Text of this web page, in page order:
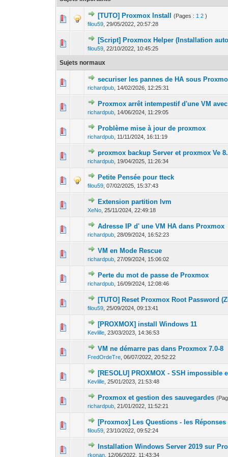
[TUTO] Proxmox Install (Pages : 1 2 )
filou59 ,29/05/2022, 20:57:28
0 Votes - 0 sur 5
[Script] Proxmox Helper (Installation
filou59 ,22/10/2022, 10:45:25
0 Votes - 0 sur 5
12
Sujets normaux
securiser les pannes de HA sous
richardpub 14/02/2026, 12:25:31
0 Votes - 0 sur 51
Proxmox arrêt intempestif d'une VM
richardpub 14/06/2024, 11:29:05
0 Votes - 0 sur 512
Problème mise à jour de proxmox
richardpub 11/11/2024, 16:11:19
0 Votes - 0 sur 5
proxmox backup Server et proxmox Ve
richardpub 19/04/2025, 11:26:34
0 Votes - 0 sur 51
Petite Pensée pour tteck
filou59 ,07/02/2025, 15:37:43
Extension partition lvm
XeNo ,25/11/2024, 22:49:18
Adresse IP d' une VM HA dans Proxmox
richardpub ,28/09/2024, 16:52:23
0 Votes - 0 sur 51
VM en Mode Rescue
richardpub ,27/09/2024, 15:06:02
Perte du mot de passe de Proxmox
richardpub 16/09/2024, 12:08:46
0 Votes - 0 sur 5
[TUTO] Reset Proxmox Root Password
filou59 ,25/09/2024, 09:13:41
0 Votes - 0 sur 51
[PROXMOX] install Windows 11
Kevlille ,23/03/2023, 14:36:53
0 Votes - 0 sur 5
VM ne démarre pas dans Proxmox 7.0-8
FredOrdeTre ,06/07/2022, 20:52:22
0 Votes - 0 sur 51
[RESOLU] PROXMOX - SSH impossible
Kevlille ,25/01/2023, 21:53:48
0 Votes - 0 sur 51
Proxmox et gestion des sauvegardes
richardpub ,21/01/2022, 11:52:21
0 Votes - 0 sur 5
1
[Proxmox] Les Questions - les Réponses
filou59 ,23/10/2022, 09:52:24
0 Votes - 0 sur 512
Installation Windows Server 2019 sur
rkonan 12/06/2022, 11:43:34
0 Votes - 0 sur 51